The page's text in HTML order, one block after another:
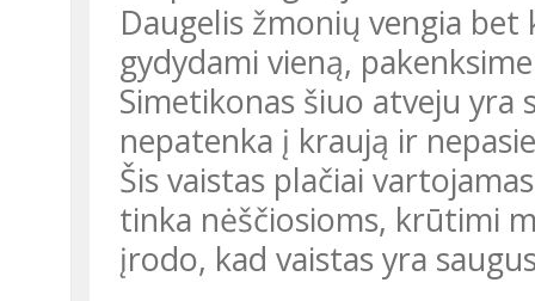
Daugelis žmonių vengia
gydydami vieną,
Simetikonas šiuo atveju yra
nepatenka į kraują ir
Šis vaistas plačiai
tinka nėščiosioms, krūtimi
įrodo, kad vaistas yra